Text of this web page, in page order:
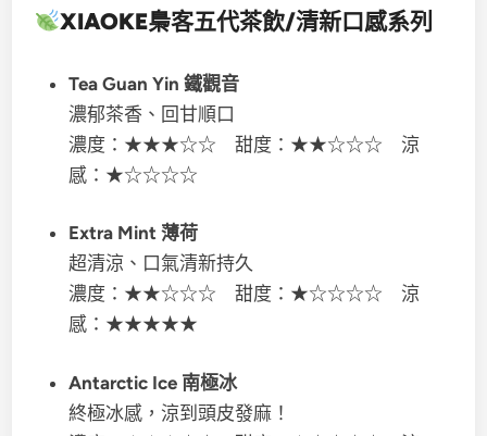
XIAOKE梟客五代茶飲/清新口感系列
Tea Guan Yin 鐵觀音
濃郁茶香、回甘順口
濃度：★★★☆☆ 甜度：★★☆☆☆ 涼
感：★☆☆☆☆
Extra Mint 薄荷
超清涼、口氣清新持久
濃度：★★☆☆☆ 甜度：★☆☆☆☆ 涼
感：★★★★★
Antarctic Ice 南極冰
終極冰感，涼到頭皮發麻！